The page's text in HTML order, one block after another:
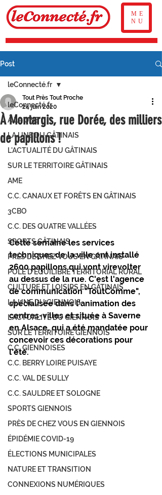
ME
NU
Post
leConnecté.fr
À LA UNE
LA UNE DU GÂTINAIS
L'ACTUALITÉ DU GÂTINAIS
SUR LE TERRITOIRE GÂTINAIS
AME
C.C. CANAUX ET FORÊTS EN GÂTINAIS
3CBO
C.C. DES QUATRE VALLÉES
SPORTS GÂTINAIS
PRÉS DE CHEZ VOUS EN GÂTINAIS
PÔLE D'ÉQUILIBRE TERRITORIAL RURAL
CULTURE ET LOISIRS EN GÂTINAIS
LA UNE DU GIENNOIS
L'ACTUALITÉ DU GIENNOIS
SUR LE TERRITOIRE GIENNOIS
C.C. GIENNOISES
C.C. BERRY LOIRE PUISAYE
C.C. VAL DE SULLY
C.C. SAULDRE ET SOLOGNE
SPORTS GIENNOIS
PRÈS DE CHEZ VOUS EN GIENNOIS
ÉPIDÉMIE COVID-19
ÉLECTIONS MUNICIPALES
NATURE ET TRANSITION
CONNEXIONS NUMÉRIQUES
leConnecté.fr
À Montargis, rue Dorée, des milliers
de papillons !
Tout Près Tout Proche
24 juin 2020
Cette semaine les services
techniques de la ville ont installé
2600 papillons qui vont virevolter
au dessus de la rue. C'est l'agence
de communication "ToutComme",
spécialisée dans l'animation des
centres-villes et située à Saverne
en Alsace, qui a été mandatée pour
concevoir ces décorations pour
l'été.